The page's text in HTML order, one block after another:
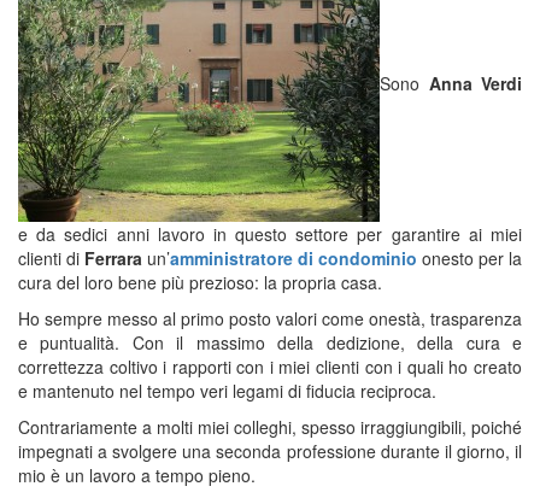
Sono Anna Verdi
e da sedici anni lavoro in questo settore per garantire ai miei
clienti di Ferrara un’amministratore di condominio onesto per la
cura del loro bene più prezioso: la propria casa.
Ho sempre messo al primo posto valori come onestà, trasparenza
e puntualità. Con il massimo della dedizione, della cura e
correttezza coltivo i rapporti con i miei clienti con i quali ho creato
e mantenuto nel tempo veri legami di fiducia reciproca.
Contrariamente a molti miei colleghi, spesso irraggiungibili, poiché
impegnati a svolgere una seconda professione durante il giorno, il
mio è un lavoro a tempo pieno.